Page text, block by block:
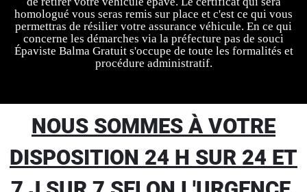
homologué vous seras remis sur place et c'est ce qui vous
permettras de résilier votre assurance véhicule. En ce qui
concerne les démarches via la préfecture pas de souci
Épaviste Balma Gratuit s'occupe de toute les formalités et
procédure administratif.
NOUS SOMMES À VOTRE
DISPOSITION 24 H SUR 24 ET